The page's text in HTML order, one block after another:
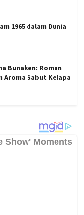
1965 dalam Dunia
Bunaken: Roman
Aroma Sabut Kelapa